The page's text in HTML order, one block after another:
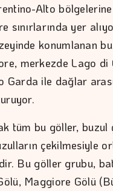
Alto
sınırlarında yer
konumlanan
merkezde Lago di
Garda ile dağlar
tüm bu göller, buzul
çekilmesiyle
Bu göller grubu,
Maggiore Gölü